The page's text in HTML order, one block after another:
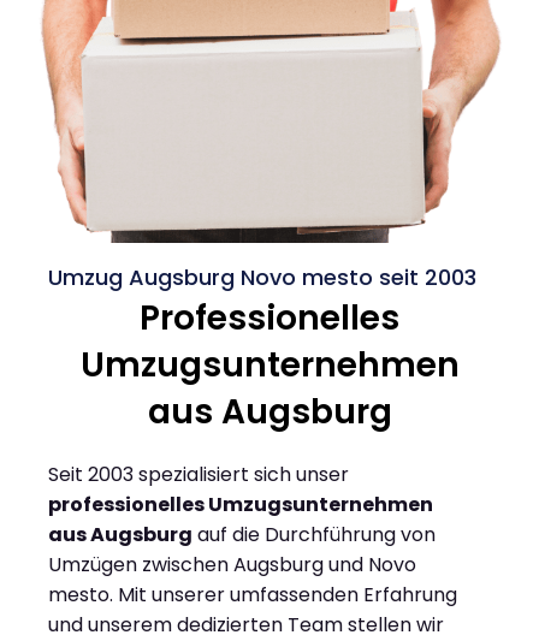
Umzug Augsburg Novo mesto seit 2003
Professionelles
Umzugsunternehmen
aus Augsburg
Seit 2003 spezialisiert sich unser
professionelles Umzugsunternehmen
aus Augsburg auf die Durchführung von
Umzügen zwischen Augsburg und Novo
mesto. Mit unserer umfassenden Erfahrung
und unserem dedizierten Team stellen wir